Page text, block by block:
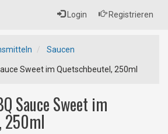
Login Registrieren
Saucen
Sweet im Quetschbeutel, 250ml
Sauce Sweet im
250ml